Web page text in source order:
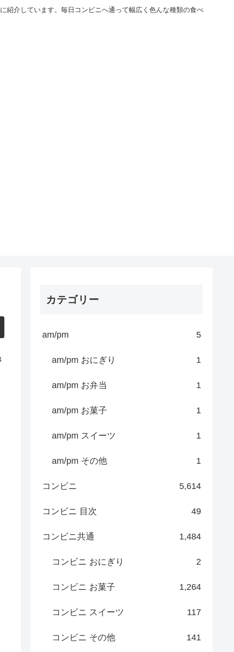
紹介しています。毎日コンビニへ通って幅広く色んな種類の食べ
カテゴリー
am/pm 5
am/pm おにぎり 1
am/pm お弁当 1
am/pm お菓子 1
am/pm スイーツ 1
am/pm その他 1
コンビニ 5,614
コンビニ 目次 49
コンビニ共通 1,484
コンビニ おにぎり 2
コンビニ お菓子 1,264
コンビニ スイーツ 117
コンビニ その他 141